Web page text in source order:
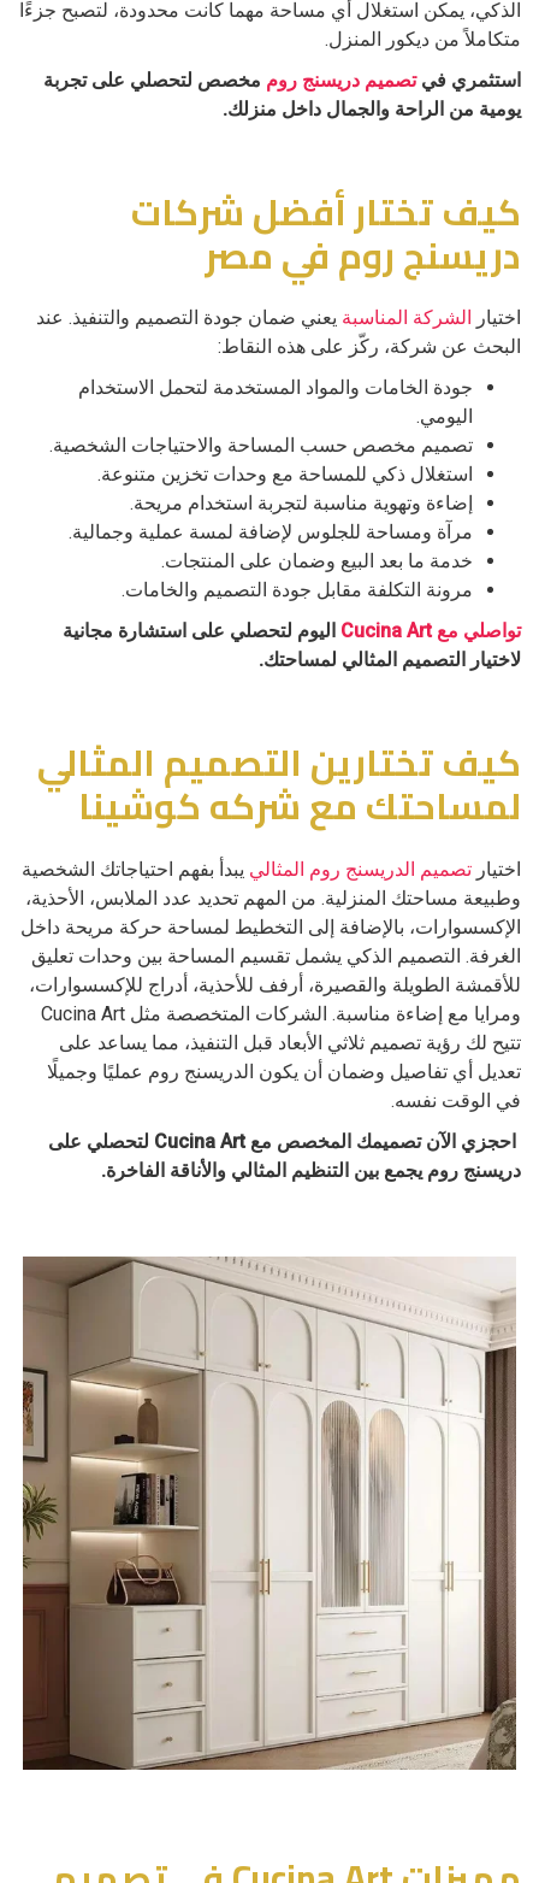
الذكي، يمكن استغلال أي مساحة مهما كانت محدودة، لتصبح جزءًا
متكاملاً من ديكور المنزل.
استثمري فيتصميم دريسنج روم مخصص لتحصلي على تجربة
يومية من الراحة والجمال داخل منزلك.
كيف تختار أفضل شركات
دريسنج روم في مصر
اختيار الشركة المناسبة يعني ضمان جودة التصميم والتنفيذ. عند
البحث عن شركة، ركّز على هذه النقاط:
جودة الخامات والمواد المستخدمة لتحمل الاستخدام
اليومي.
تصميم مخصص حسب المساحة والاحتياجات الشخصية.
استغلال ذكي للمساحة مع وحدات تخزين متنوعة.
إضاءة وتهوية مناسبة لتجربة استخدام مريحة.
مرآة ومساحة للجلوس لإضافة لمسة عملية وجمالية.
خدمة ما بعد البيع وضمان على المنتجات.
مرونة التكلفة مقابل جودة التصميم والخامات.
تواصلي مع Cucina Art
اليوم لتحصلي على استشارة مجانية
لاختيار التصميم المثالي لمساحتك.
كيف تختارين التصميم المثالي
لمساحتك مع شركه كوشينا
اختيار تصميم الدريسنج روم المثالي يبدأ بفهم احتياجاتك الشخصية
وطبيعة مساحتك المنزلية. من المهم تحديد عدد الملابس، الأحذية،
الإكسسوارات، بالإضافة إلى التخطيط لمساحة حركة مريحة داخل
الغرفة. التصميم الذكي يشمل تقسيم المساحة بين وحدات تعليق
للأقمشة الطويلة والقصيرة، أرفف للأحذية، أدراج للإكسسوارات،
ومرايا مع إضاءة مناسبة. الشركات المتخصصة مثل Cucina Art
تتيح لك رؤية تصميم ثلاثي الأبعاد قبل التنفيذ، مما يساعد على
تعديل أي تفاصيل وضمان أن يكون الدريسنج روم عمليًا وجميلًا
في الوقت نفسه.
احجزي الآن تصميمك المخصص مع Cucina Art لتحصلي على
دريسنج روم يجمع بين التنظيم المثالي والأناقة الفاخرة.